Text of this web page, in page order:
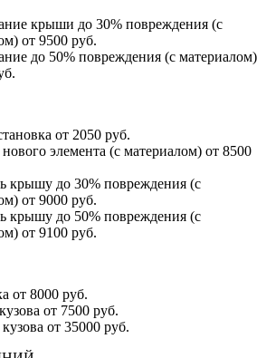
крыши до 30% повреждения (с
от 9500 руб.
до 50% повреждения (с материалом)
от 2050 руб.
элемента (с материалом) от 8500
крышу до 30% повреждения (с
от 9000 руб.
крышу до 50% повреждения (с
от 9100 руб.
от 8000 руб.
от 7500 руб.
от 35000 руб.